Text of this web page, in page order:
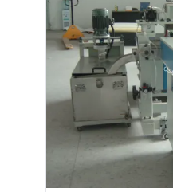
from 3-80mm, this